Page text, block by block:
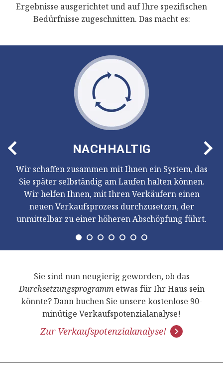
Ergebnisse ausgerichtet und auf Ihre spezifischen
Bedürfnisse zugeschnitten. Das macht es:
NACHHALTIG
Wir schaffen zusammen mit Ihnen ein System, das
Sie später selbständig am Laufen halten können.
Wir helfen Ihnen, mit Ihren Verkäufern einen
neuen Verkaufsprozess durchzusetzen, der
unmittelbar zu einer höheren Abschöpfung führt.
‹
›
Sie sind nun neugierig geworden, ob das
Durchsetzungsprogrammetwas für Ihr Haus sein
könnte? Dann buchen Sie unsere kostenlose 90-
minütige Verkaufspotenzialanalyse!
Zur Verkaufspotenzialanalyse!